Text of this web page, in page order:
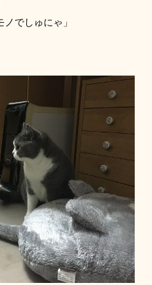
でしゅにゃ」